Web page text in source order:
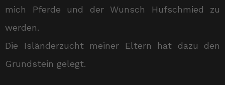
mich Pferde und der Wunsch Hufschmied zu
werden.
Die Isländerzucht meiner Eltern hat dazu den
Grundstein gelegt.